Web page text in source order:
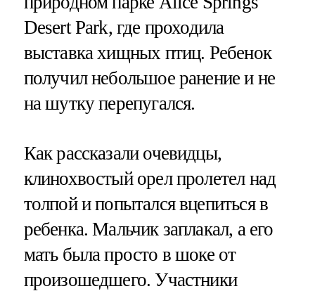
Desert Park, где проходила
выставка хищных птиц. Ребенок
получил небольшое ранение и не
на шутку перепугался.
Как рассказали очевидцы,
клинохвостый орел пролетел над
толпой и попытался вцепиться в
ребенка. Мальчик заплакал, а его
мать была просто в шоке от
произошедшего. Участники